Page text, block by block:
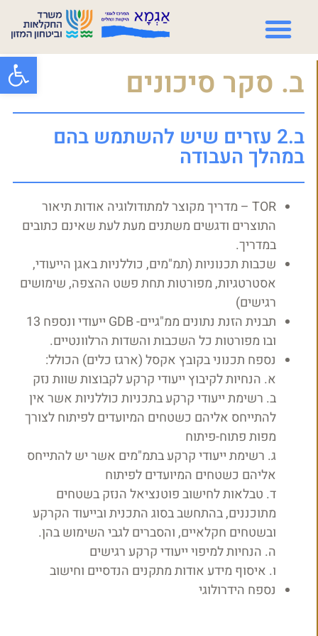
פתח ב. סקר סיכונים
ב.2 עזרים שיש להשתמש בהם
במהלך העבודה
TOR – מדריך מקוצר למתודולוגיה אודות תיאור
התוצרים ודגשים משתנים מעת לעת שאינם כתובים
במדריך.
שכבות תכנוניות (תמ"מים, כוללניות באגן הייעודי,
אסטרטגיות, מפורטות תחת פשט ההצפה, שימושים
רגישים)
תבנית הזנת נתונים ממ"גיים- GDB ייעודי ונספח 13
ובו מפורטות כל השכבות והשדות הרלוונטיים.
נספח תכנוני בקובץ אקסל (ארגז כלים) הכולל:
א. הנחיות לקיבוץ ייעודי קרקע לקבוצות שוות נזק
ב. רשימת ייעודי קרקע בתכניות כוללניות אשר אין
להתייחס אליהם כשטחים המיועדים לפיתוח לצורך
מפות פתוח-פיתוח
ג. רשימת ייעודי קרקע בתמ"מים אשר יש להתייחס
אליהם כשטחים המיועדים לפיתוח
ד. טבלאות לחישוב פוטנציאל הנזק בשטחים
מתוכננים, בהתחשב בסוג התכנית ובייעוד הקרקע
ובשטחים חקלאיים, והסברים לגבי השימוש בהן.
ה. הנחיות למיפוי ייעודי קרקע רגישים
ו. איסוף מידע אודות מתקנים הנדסיים וחישוב
נספח הידרולוגי